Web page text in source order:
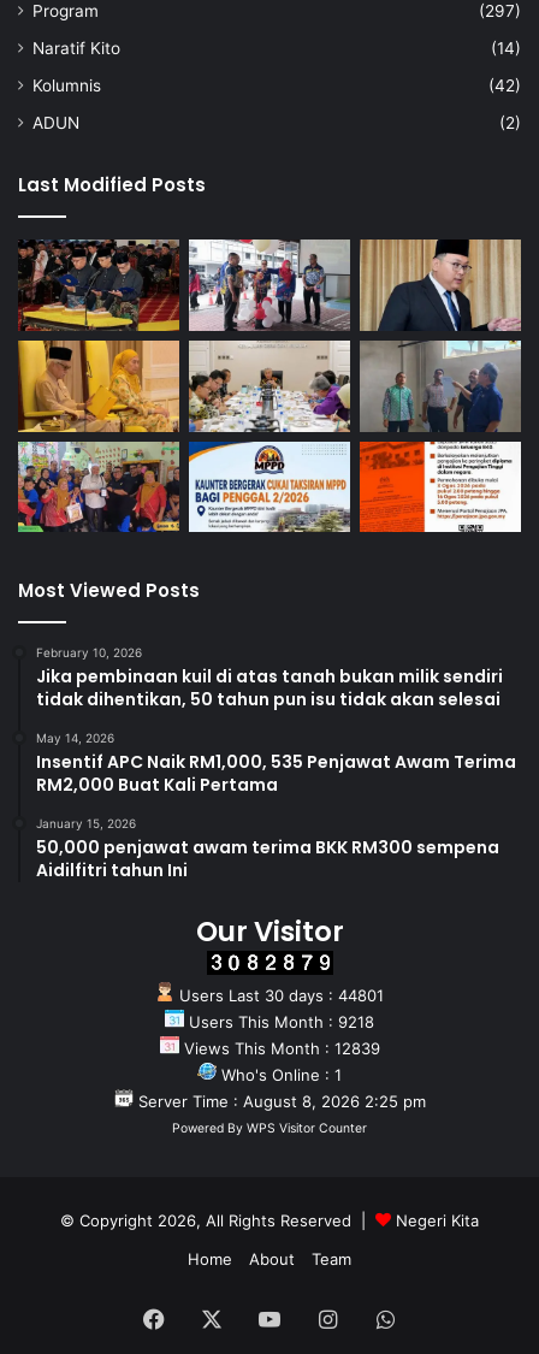
Program
(297)
Naratif Kito
(14)
Kolumnis
(42)
ADUN
(2)
Last Modified Posts
Most Viewed Posts
February 10, 2026
Jika pembinaan kuil di atas tanah bukan milik sendiri
tidak dihentikan, 50 tahun pun isu tidak akan selesai
May 14, 2026
Insentif APC Naik RM1,000, 535 Penjawat Awam Terima
RM2,000 Buat Kali Pertama
January 15, 2026
50,000 penjawat awam terima BKK RM300 sempena
Aidilfitri tahun Ini
Our Visitor
Users Last 30 days : 44801
Users This Month : 9218
Views This Month : 12839
Who's Online : 1
Server Time : August 8, 2026 2:25 pm
Powered By WPS Visitor Counter
© Copyright 2026, All Rights Reserved |
Negeri Kita
Home
About Team
Facebook YouTubeInstagramWhatsApp